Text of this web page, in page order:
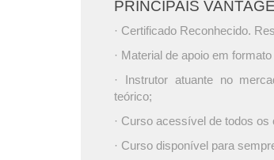
PRINCIPAIS
· Certificado Reconhecido.
· Material de apoio em
· Instrutor atuante no
teórico;
· Curso acessível de todos
· Curso disponível para